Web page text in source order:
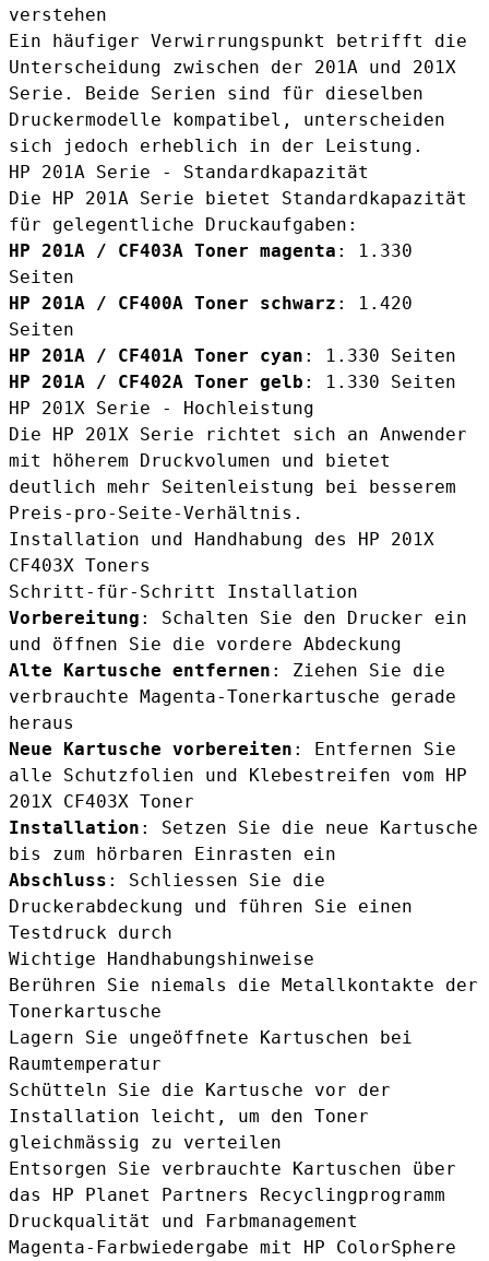
verstehen
Ein häufiger Verwirrungspunkt betrifft die
Unterscheidung zwischen der 201A und 201X
Serie. Beide Serien sind für dieselben
Druckermodelle kompatibel, unterscheiden
sich jedoch erheblich in der Leistung.
HP 201A Serie - Standardkapazität
Die HP 201A Serie bietet Standardkapazität
für gelegentliche Druckaufgaben:
HP 201A / CF403A Toner magenta : 1.330
Seiten
HP 201A / CF400A Toner schwarz : 1.420
Seiten
HP 201A / CF401A Toner cyan : 1.330 Seiten
HP 201A / CF402A Toner gelb : 1.330 Seiten
HP 201X Serie - Hochleistung
Die HP 201X Serie richtet sich an Anwender
mit höherem Druckvolumen und bietet
deutlich mehr Seitenleistung bei besserem
Preis-pro-Seite-Verhältnis.
Installation und Handhabung des HP 201X
CF403X Toners
Schritt-für-Schritt Installation
Vorbereitung : Schalten Sie den Drucker ein
und öffnen Sie die vordere Abdeckung
Alte Kartusche entfernen : Ziehen Sie die
verbrauchte Magenta-Tonerkartusche gerade
heraus
Neue Kartusche vorbereiten : Entfernen Sie
alle Schutzfolien und Klebestreifen vom HP
201X CF403X Toner
Installation : Setzen Sie die neue Kartusche
bis zum hörbaren Einrasten ein
Abschluss : Schliessen Sie die
Druckerabdeckung und führen Sie einen
Testdruck durch
Wichtige Handhabungshinweise
Berühren Sie niemals die Metallkontakte der
Tonerkartusche
Lagern Sie ungeöffnete Kartuschen bei
Raumtemperatur
Schütteln Sie die Kartusche vor der
Installation leicht, um den Toner
gleichmässig zu verteilen
Entsorgen Sie verbrauchte Kartuschen über
das HP Planet Partners Recyclingprogramm
Druckqualität und Farbmanagement
Magenta-Farbwiedergabe mit HP ColorSphere